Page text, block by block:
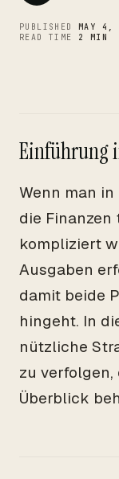
PUBLISHED MAY 4,
READ TIME 2 MIN
Einführung
Wenn man
die
kompliziert
Ausgaben
damit beide
hingeht. In
nützliche
zu
Überblick